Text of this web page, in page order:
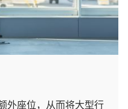
外座位，从而将大型行